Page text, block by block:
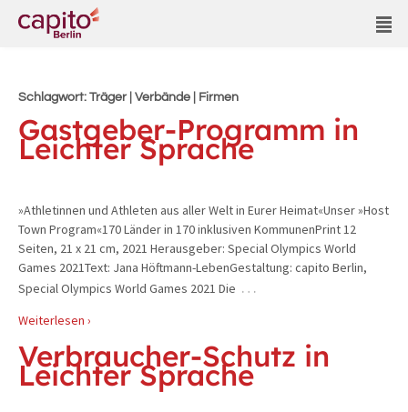
Schlagwort: Träger | Verbände | Firmen
Gastgeber-Programm in
Leichter Sprache
»Athletinnen und Athleten aus aller Welt in Eurer Heimat«Unser »Host
Town Program«170 Länder in 170 inklusiven KommunenPrint 12
Seiten, 21 x 21 cm, 2021 Herausgeber: Special Olympics World
Games 2021Text: Jana Höftmann-LebenGestaltung: capito Berlin,
Special Olympics World Games 2021 Die …
Weiterlesen ›
Verbraucher-Schutz in
Leichter Sprache